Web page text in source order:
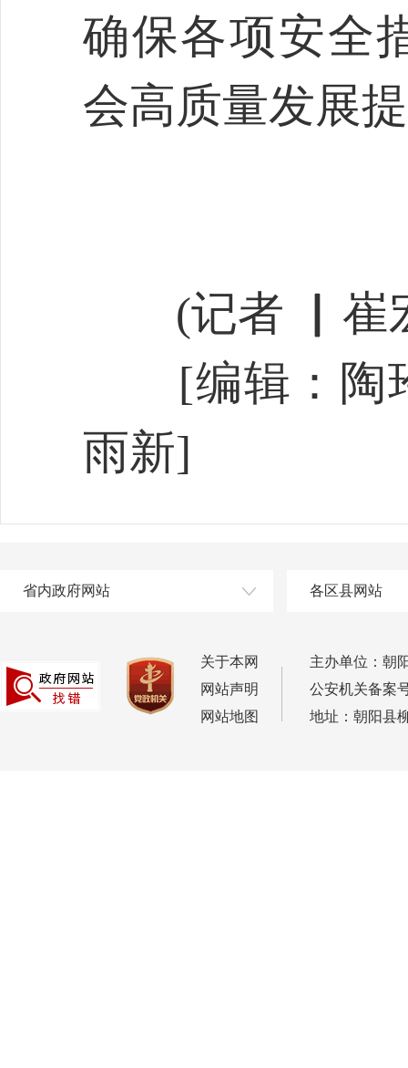
确保各项安全
会高质量发展
(记者 ▏崔宏
[编辑：陶
雨新]
省内政府网站 各区县网站
关于本网
网站声明
网站地图
主办单位：朝
公安机关备案
地址：朝阳县